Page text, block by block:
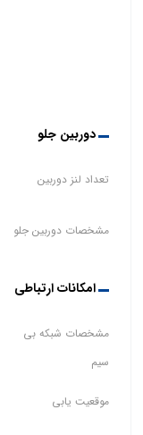
دوربین جلو
تعداد لنز دوربین
مشخصات دوربین جلو
امکانات ارتباطی
مشخصات شبکه بی
سیم
موقعیت یابی